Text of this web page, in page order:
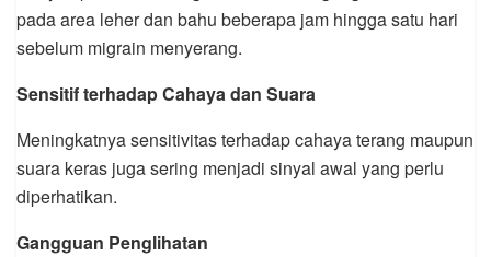
pada area leher dan bahu beberapa jam hingga satu hari
sebelum migrain menyerang.
Sensitif terhadap Cahaya dan Suara
Meningkatnya sensitivitas terhadap cahaya terang maupun
suara keras juga sering menjadi sinyal awal yang perlu
diperhatikan.
Gangguan Penglihatan